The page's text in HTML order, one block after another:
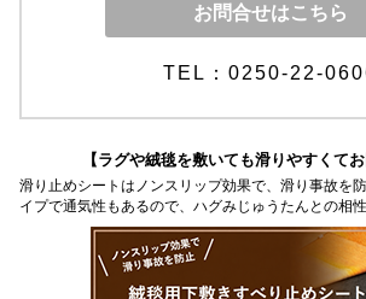
お問合せはこちら
TEL：0250-22-
【ラグや絨毯を敷いても滑りやすくてお
滑り止めシートはノンスリップ効果で、滑り事故を
イプで通気性もあるので、ハグみじゅうたんとの相